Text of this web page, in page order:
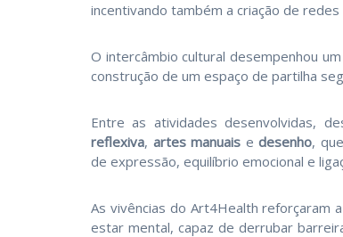
incentivando também a criação de
O intercâmbio cultural desempenhou
construção de um espaço de partilha
Entre as atividades desenvolvidas,
reflexiva, artes manuais edesenho,
de expressão, equilíbrio emocional e
As vivências do Art4Health reforçaram
estar mental, capaz de derrubar